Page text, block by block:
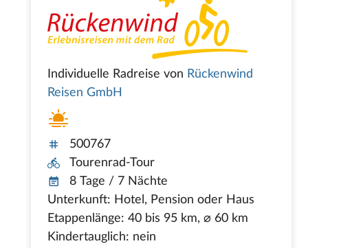
Individuelle Radreise von Rückenwind
Reisen GmbH
500767
Tourenrad-Tour
8 Tage / 7 Nächte
Unterkunft: Hotel, Pension oder Haus
Etappenlänge: 40 bis 95 km, ⌀ 60 km
Kindertauglich: nein